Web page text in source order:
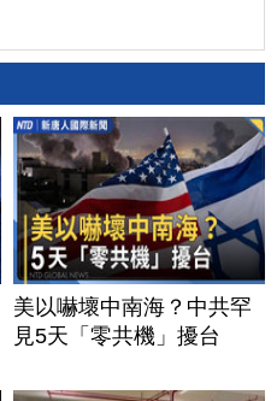
美以嚇壞中南海？中共罕
見5天「零共機」擾台